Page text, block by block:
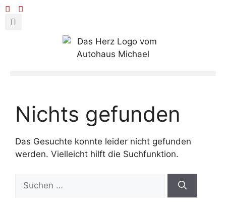
Nichts gefunden
Das Gesuchte konnte leider nicht gefunden
werden. Vielleicht hilft die Suchfunktion.